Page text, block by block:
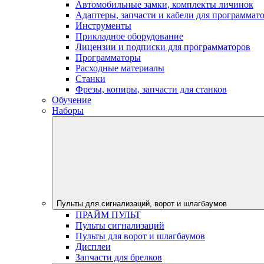
Автомобильные замки, комплекты личинок
Адаптеры, запчасти и кабели для
Инструменты
Прикладное оборудование
Лицензии и подписки для программаторов
Программаторы
Расходные материалы
Станки
Фрезы, копиры, запчасти для станков
Обучение
Наборы
Пульты для сигнализаций, ворот и шлагбаумов
ПРАЙМ ПУЛЬТ
Пульты сигнализаций
Пульты для ворот и шлагбаумов
Дисплеи
Запчасти для брелков